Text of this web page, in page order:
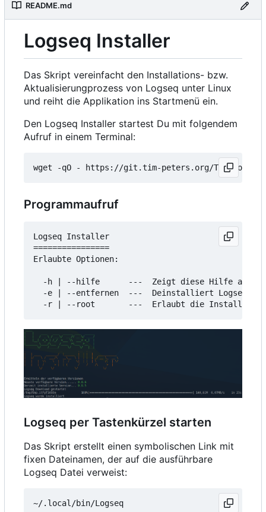
README.md
Logseq Installer
Das Skript vereinfacht den Installations- bzw.
Aktualisierungprozess von Logseq unter Linux
und reiht die Applikation ins Startmenü ein.
Den Logseq Installer startest Du mit folgendem
Aufruf in einem Terminal:
wget -qO - https://git.tim-peters.org/Tim/
Programmaufruf
Logseq Installer
================
Erlaubte Optionen:
  -h | --hilfe      ---  Zeigt diese Hilfe an
  -e | --entfernen  ---  Deinstalliert Logseq
Logseq per Tastenkürzel starten
Das Skript erstellt einen symbolischen Link mit
fixen Dateinamen, der auf die ausführbare
Logseq Datei verweist: